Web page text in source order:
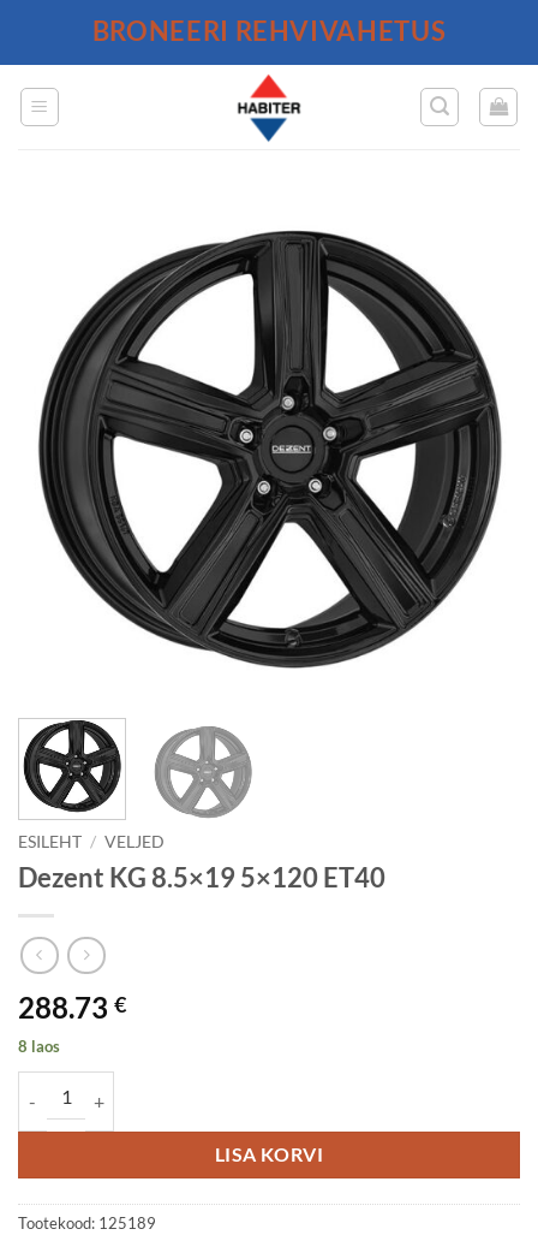
BRONEERI REHVIVAHETUS
ESILEHT / VELJED
Dezent KG 8.5×19 5×120 ET40
288.73 €
8 laos
LISA KORVI
Tootekood: 125189